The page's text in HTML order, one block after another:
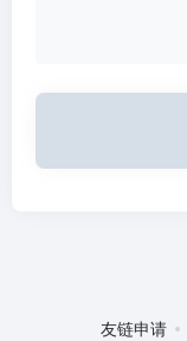
友链申请